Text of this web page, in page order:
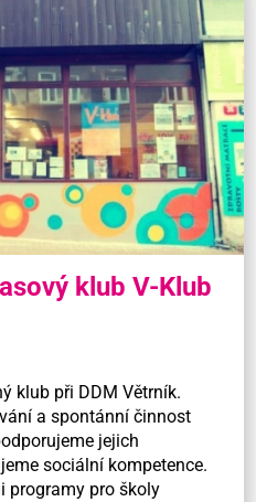
klub V-Klub
klub při DDM Větrník.
a spontánní činnost
jejich
sociální kompetence.
programy pro školy